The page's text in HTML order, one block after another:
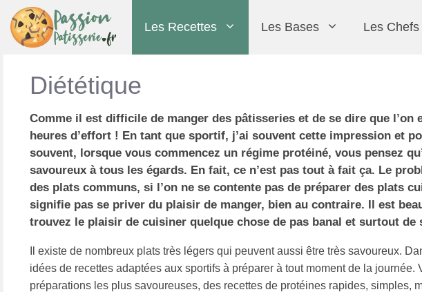
Les Recettes
Biscuits / Gâteaux secs Entremets
Les Bases
Biscuits Crèmes
Les Chefs
Christophe Adam Christophe Felder
Pâtisserie du monde
Diététique
Comme il est difficile de manger des pâtisseries et de se dire que l’on
heures d’effort ! En tant que sportif, j’ai souvent cette impression et
souvent, lorsque vous commencez un régime protéiné, vous pensez
savoureux à tous les égards. En fait, ce n’est pas tout à fait ça. Le
des plats communs, si l’on ne se contente pas de préparer des plats
signifie pas se priver du plaisir de manger, bien au contraire. Il est
trouvez le plaisir de cuisiner quelque chose de pas banal et surtout de
Il existe de nombreux plats très légers qui peuvent aussi être très savoureux.
idées de recettes adaptées aux sportifs à préparer à tout moment de la
préparations les plus savoureuses, des recettes de protéines rapides, simples,